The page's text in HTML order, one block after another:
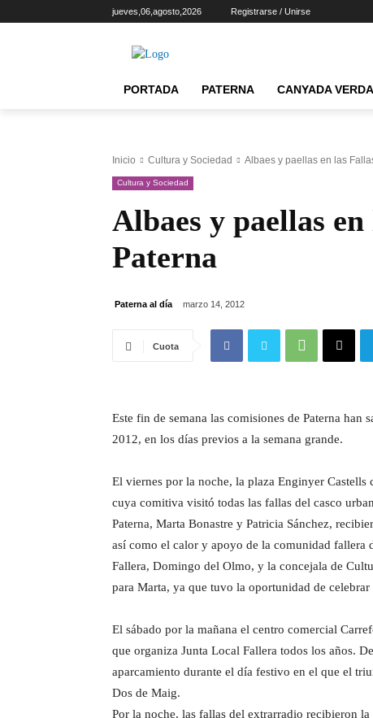
jueves,06,agosto,2026 Registrarse / Unirse
PORTADA PATERNA CANYADA VERDA
Inicio Cultura y Sociedad Albaes y paellas en las
Cultura y Sociedad
Albaes y paellas
Paterna
Paterna al día marzo 14, 2012
Cuota
Este fin de semana las comisiones de Paterna han
2012, en los días previos a la semana grande.
El viernes por la noche, la plaza Enginyer
cuya comitiva visitó todas las fallas del casco
Paterna, Marta Bonastre y Patricia Sánchez,
así como el calor y apoyo de la comunidad fallera
Fallera, Domingo del Olmo, y la concejala de
para Marta, ya que tuvo la oportunidad de
El sábado por la mañana el centro comercial
que organiza Junta Local Fallera todos los años.
aparcamiento durante el día festivo en el que el
Dos de Maig.
Por la noche, las fallas del extrarradio recibieron